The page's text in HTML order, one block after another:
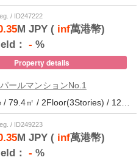
/ ID247222
M JPY (inf萬港幣)
： - %
Property details
ールマンションNo.1
/ ID249223
M JPY (inf萬港幣)
： - %